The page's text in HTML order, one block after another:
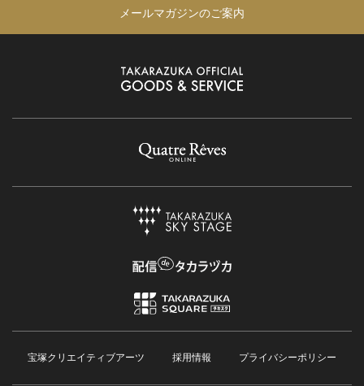
メールマガジンのご案内
宝塚クリエイティブアーツ 採用情報 プライバシーポリシー